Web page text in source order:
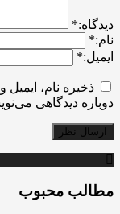
ديدگاه:*
نام:*
ایمیل:*
ذخیره نام،
دوباره دیدگاهی
مطالب محبوب